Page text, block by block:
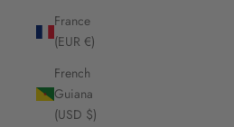
France
(EUR €)
French
Guiana
(USD $)